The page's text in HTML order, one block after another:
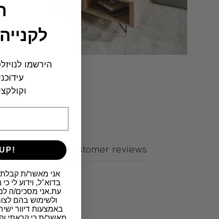
Customer reviews
הירשמו
​אני מאשר/ת קבלת
בדוא"ל, וידוע לי
עת.אני מסכים/ה
ולשימוש בהם
באמצעות דיוור